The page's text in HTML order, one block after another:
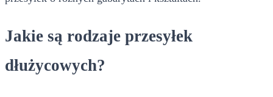
Jakie są rodzaje przesyłek
dłużycowych?